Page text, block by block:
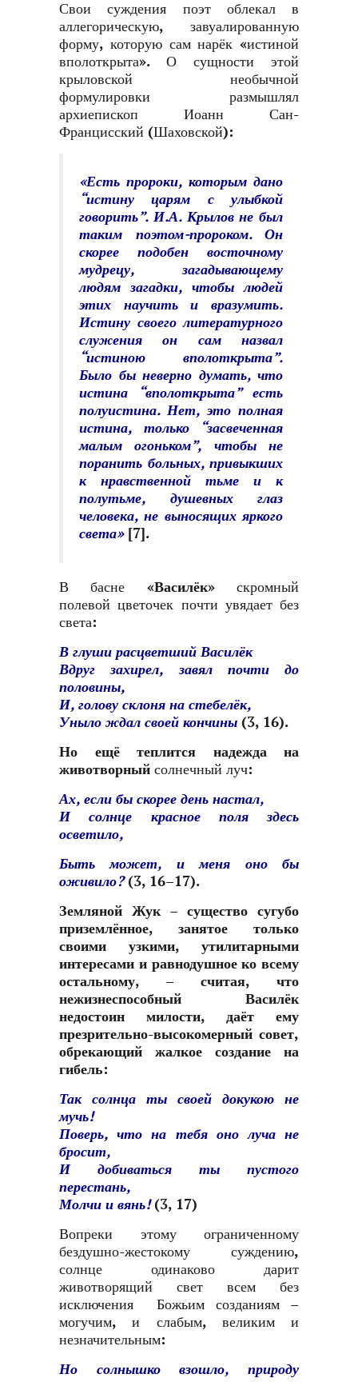
Свои суждения поэт облекал в
аллегорическую, завуалированную
форму, которую сам нарёк «истиной
вполоткрыта». О сущности этой
крыловской необычной
формулировки размышлял
архиепископ Иоанн Сан-
Францисский (Шаховской):
«Есть пророки, которым дано
“истину царям с улыбкой
говорить”. И.А. Крылов не был
таким поэтом-пророком. Он
скорее подобен восточному
мудрецу, загадывающему
людям загадки, чтобы людей
этих научить и вразумить.
Истину своего литературного
служения он сам назвал
“истиною вполоткрыта”.
Было бы неверно думать, что
истина “вполоткрыта” есть
полуистина. Нет, это полная
истина, только “засвеченная
малым огоньком”, чтобы не
поранить больных, привыкших
к нравственной тьме и к
полутьме, душевных глаз
человека, не выносящих яркого
света» [7].
В басне «Василёк»скромный
полевой цветочек почти увядает без
света:
В глуши расцветший Василёк
Вдруг захирел, завял почти до
половины,
И, голову склоня на стебелёк,
Уныло ждал своей кончины (3, 16).
Но ещё теплится надежда на
животворный солнечный луч:
Ах, если бы скорее день настал,
И солнце красное поля здесь
осветило,
Быть может, и меня оно бы
оживило?(3, 16–17).
Земляной Жук – существо сугубо
приземлённое, занятое только
своими узкими, утилитарными
интересами и равнодушное ко всему
остальному, – считая, что
нежизнеспособный Василёк
недостоин милости, даёт ему
презрительно-высокомерный совет,
обрекающий жалкое создание на
гибель:
Так солнца ты своей докукою не
мучь!
Поверь, что на тебя оно луча не
бросит,
И добиваться ты пустого
перестань,
Молчи и вянь!(3, 17)
Вопреки этому ограниченному
бездушно-жестокому суждению,
солнце одинаково дарит
животворящий свет всем без
исключения Божьим созданиям –
могучим, и слабым, великим и
незначительным:
Но солнышко взошло, природу